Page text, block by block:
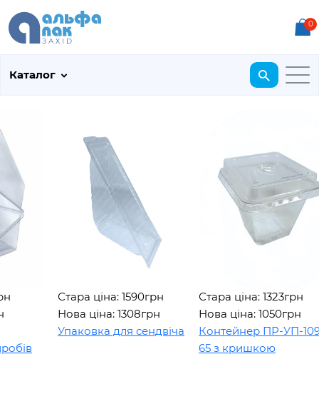
0
Каталог
Стара ціна: 1590грн
Нова ціна: 1308грн
Упаковка для сендвіча
Стара ціна: 1323грн
Нова ціна: 1050грн
Контейнер ПР-УП-109 х
65 з кришкою